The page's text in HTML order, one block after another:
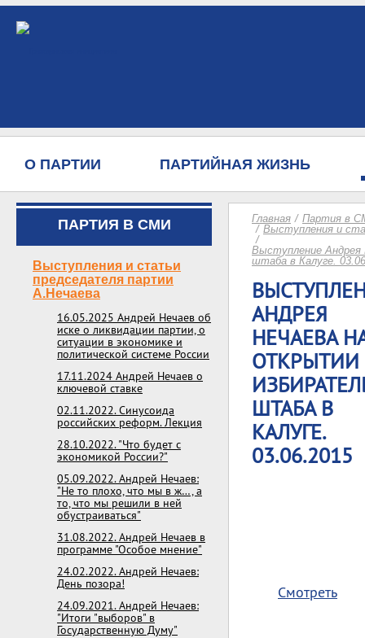
О ПАРТИИ ПАРТИЙНАЯ ЖИЗНЬ
Главная
Партия в
Выступления и
Выступление Андрея
штаба в Калуге.
АНДРЕЯ
НЕЧАЕВА
ОТКРЫТИИ
ШТАБА В
КАЛУГЕ.
03.06.2015
Смотреть
ПАРТИЯ В СМИ
Выступления и статьи
председателя партии
А.Нечаева
16.05.2025 Андрей Нечаев об
иске о ликвидации партии, о
ситуации в экономике и
политической системе России
17.11.2024 Андрей Нечаев о
ключевой ставке
02.11.2022. Синусоида
российских реформ. Лекция
28.10.2022. "Что будет с
экономикой России?"
05.09.2022. Андрей Нечаев:
"Не то плохо, что мы в ж…, а
то, что мы решили в ней
обустраиваться"
31.08.2022. Андрей Нечаев в
программе "Особое мнение"
24.02.2022. Андрей Нечаев:
День позора!
24.09.2021. Андрей Нечаев:
"Итоги "выборов" в
Государственную Думу"